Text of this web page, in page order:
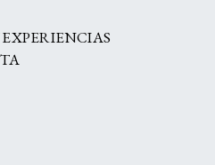
EXPERIENCIAS